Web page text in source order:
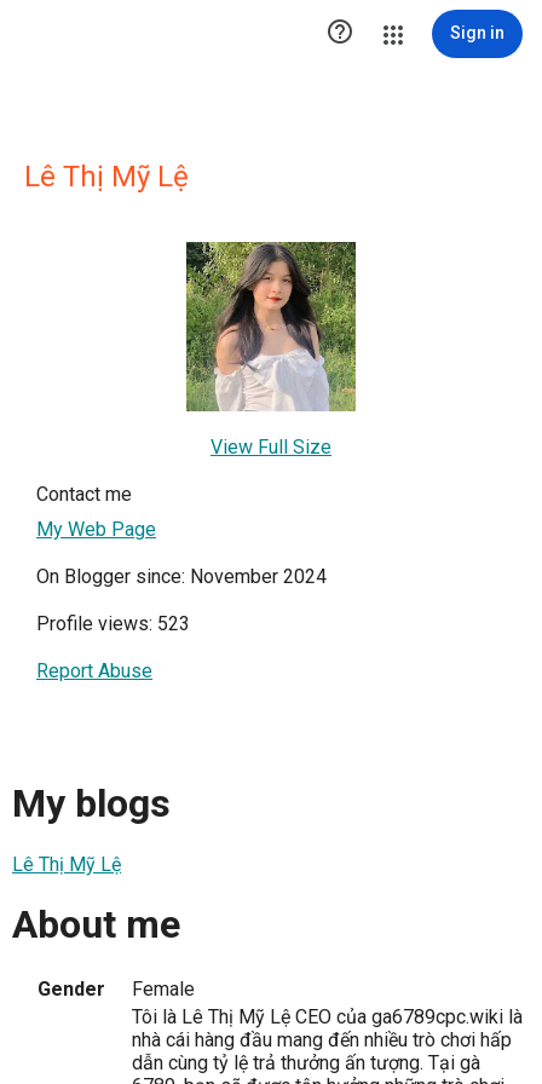
 Sign in
Lê Thị Mỹ Lệ
View Full Size
Contact me
My Web Page
On Blogger since: November 2024
Profile views: 523
Report Abuse
My blogs
Lê Thị Mỹ Lệ
About me
Gender
Female
Tôi là Lê Thị Mỹ Lệ CEO của ga6789cpc.wiki là
nhà cái hàng đầu mang đến nhiều trò chơi hấp
dẫn cùng tỷ lệ trả thưởng ấn tượng. Tại gà